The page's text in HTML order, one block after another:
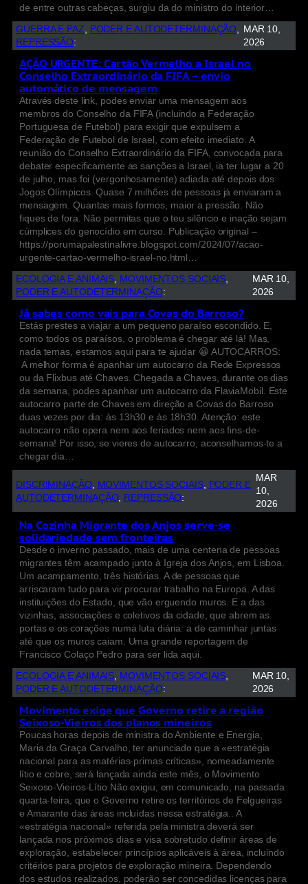
de entre outras cabeças, surgiu da do ministro do interior…
GUERRA E PAZ, PODER E AUTODETERMINAÇÃO
REPRESSÃO:
MAR 10,
2026
AÇÃO URGENTE: Cartão Vermelho a Israel no
Conselho Extraordinário da FIFA – envio
automático de mensagem
Através deste link, podes enviar uma mensagem aos
membros do Conselho da FIFA (incluindo a Federação
Portuguesa de Futebol) para exigir que expulsem a
Federação de Futebol de Israel, com efeito imediato. A
reunião do Conselho Extraordinário da FIFA, convocada para
debater especificamente as sanções a Israel, ia ter lugar a 20
de julho, mas foi (vergonhosamente) adiada até depois dos
Jogos Olímpicos. Quase 7 milhões de pessoas já enviaram a
mensagem. Quantas mais formos, maior a pressão. Não
fiques de fora. Não permitas que o teu silêncio e inação sejam
cúmplices do genocídio em curso. Publicação original –
https://porumapalestinalivre.blogspot.com/2024/07/acao-
urgente-cartao-vermelho-israel-no.html…
ECOLOGIA E ANIMAIS, MOVIMENTOS SOCIAIS
PODER E AUTODETERMINAÇÃO:
MAR 10,
2026
Já sabes como vais para Covas do Barroso?
Estás prestes a viajar a um pequeno paraíso escondido. E,
como todos os paraísos, o problema é chegar até lá! Mas,
nada temas, estamos aqui para te ajudar 😀 AUTOCARROS:
A melhor forma é apanhar um autocarro da Rede Expressos
ou da Flixbus até Chaves. Chegada a Chaves, durante os dias
da semana, podes apanhar um autocarro da FlaviaMobil. Este
autocarro parte de Chaves em direção a Covas do Barroso
duas vezes por dia: às 13h30 e às 18h30. Atenção: este
autocarro não opera nem aos feriados nem aos fins-de-
semana! Por isso, se vieres de autocarro, aconselhamos-te a
chegar dia…
DISCRIMINAÇÃO, MOVIMENTOS SOCIAIS, PODER E
AUTODETERMINAÇÃO, REPRESSÃO:
MAR
10,
2026
Na Cozinha Migrante dos Anjos serve-se
solidariedade sem fronteiras
Desde o inverno passado, mais de uma centena de pessoas
migrantes têm acampado junto à Igreja dos Anjos, em Lisboa.
Um acampamento, três histórias. A de pessoas que
arriscaram tudo para vir procurar trabalho na Europa. A das
instituições do Estado, que vão erguendo muros. E a das
vizinhas, associações e coletivos da cidade, que abrem as
portas e os corações numa luta diária: a de caminhar juntas
até que os muros caiam. Uma grande reportagem de
Francisco Colaço Pedro para ser lida aqui.
ECOLOGIA E ANIMAIS, MOVIMENTOS SOCIAIS
PODER E AUTODETERMINAÇÃO:
MAR 10,
2026
Movimento exige que Governo retire a região
Seixoso-Vieiros dos planos mineiros
Poucas horas depois de ministra do Ambiente e Energia,
Maria da Graça Carvalho, ter anunciado que a «estratégia
nacional para as matérias-primas críticas», nomeadamente
lítio e cobre, será lançada ainda este mês, o Movimento
Seixoso-Vieiros-Lítio Não exigiu, em comunicado, na passada
quarta-feira, que o Governo retire os territórios de Felgueiras
e Amarante das áreas incluídas nessa estratégia.. A
«estratégia nacional» referida pela ministra deverá ser
lançada nos próximos dias e visa sobretudo definir áreas de
exploração, estabelecer princípios aplicáveis à área, incluindo
critérios para projetos de exploração mineira. Dependendo
dos estudos realizados, poderão ser concedidas licenças para